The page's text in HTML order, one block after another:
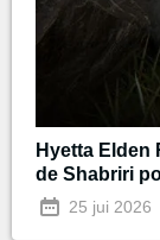
Hyetta
de Shabriri
25 jui 2026